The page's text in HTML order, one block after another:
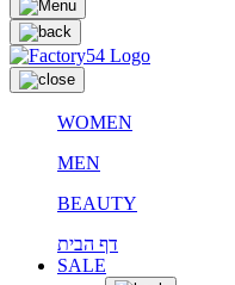
WOMEN
MEN
BEAUTY
דף הבית
SALE